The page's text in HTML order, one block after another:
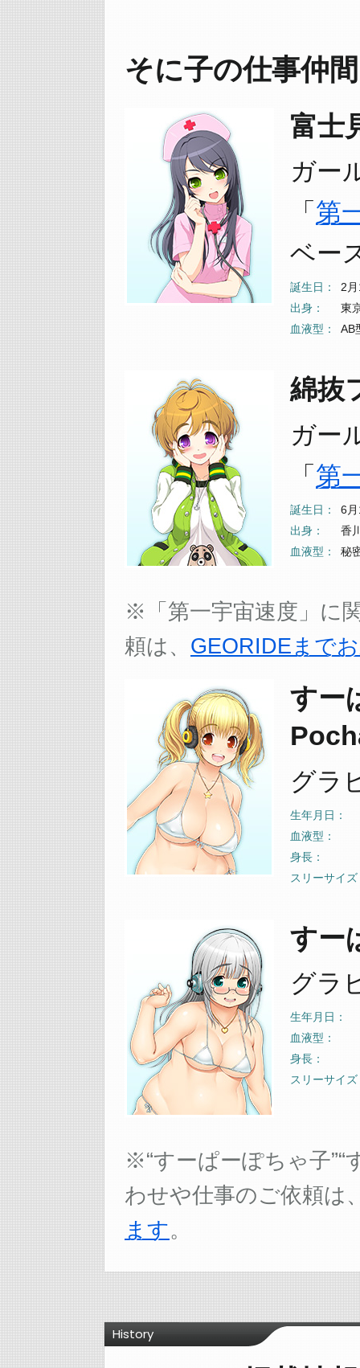
そに子の仕事仲間
富士
ガー
「 第
ベー
誕生日
2
出身
東
血液型
AB
綿抜
ガー
「 第
誕生日
6
出身
香
血液型
秘
※「第一宇宙速度」に
頼は、 GEORIDEまで
すー
グラ
生年月日
血液型
身長
スリーサイズ
すー
グラ
生年月日
血液型
身長
スリーサイズ
※“すーぱーぽちゃ子”“
わせや仕事のご依頼は
ます。
History